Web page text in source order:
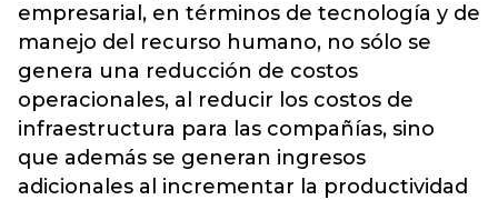
empresarial, en términos de tecnología y de
manejo del recurso humano, no sólo se
genera una reducción de costos
operacionales, al reducir los costos de
infraestructura para las compañías, sino
que además se generan ingresos
adicionales al incrementar la productividad